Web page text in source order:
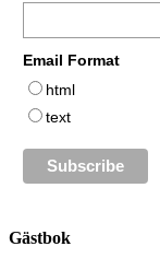
Email Format
html
text
Gästbok